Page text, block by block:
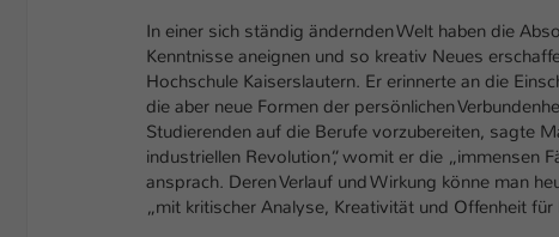
In einer sich ständig ändernden Welt haben die
Kenntnisse aneignen und so kreativ Neues
Hochschule Kaiserslautern. Er erinnerte an die
die aber neue Formen der persönlichen
Studierenden auf die Berufe vorzubereiten, sagte
industriellen Revolution“, womit er die „immensen
ansprach. Deren Verlauf und Wirkung könne man
„mit kritischer Analyse, Kreativität und Offenheit